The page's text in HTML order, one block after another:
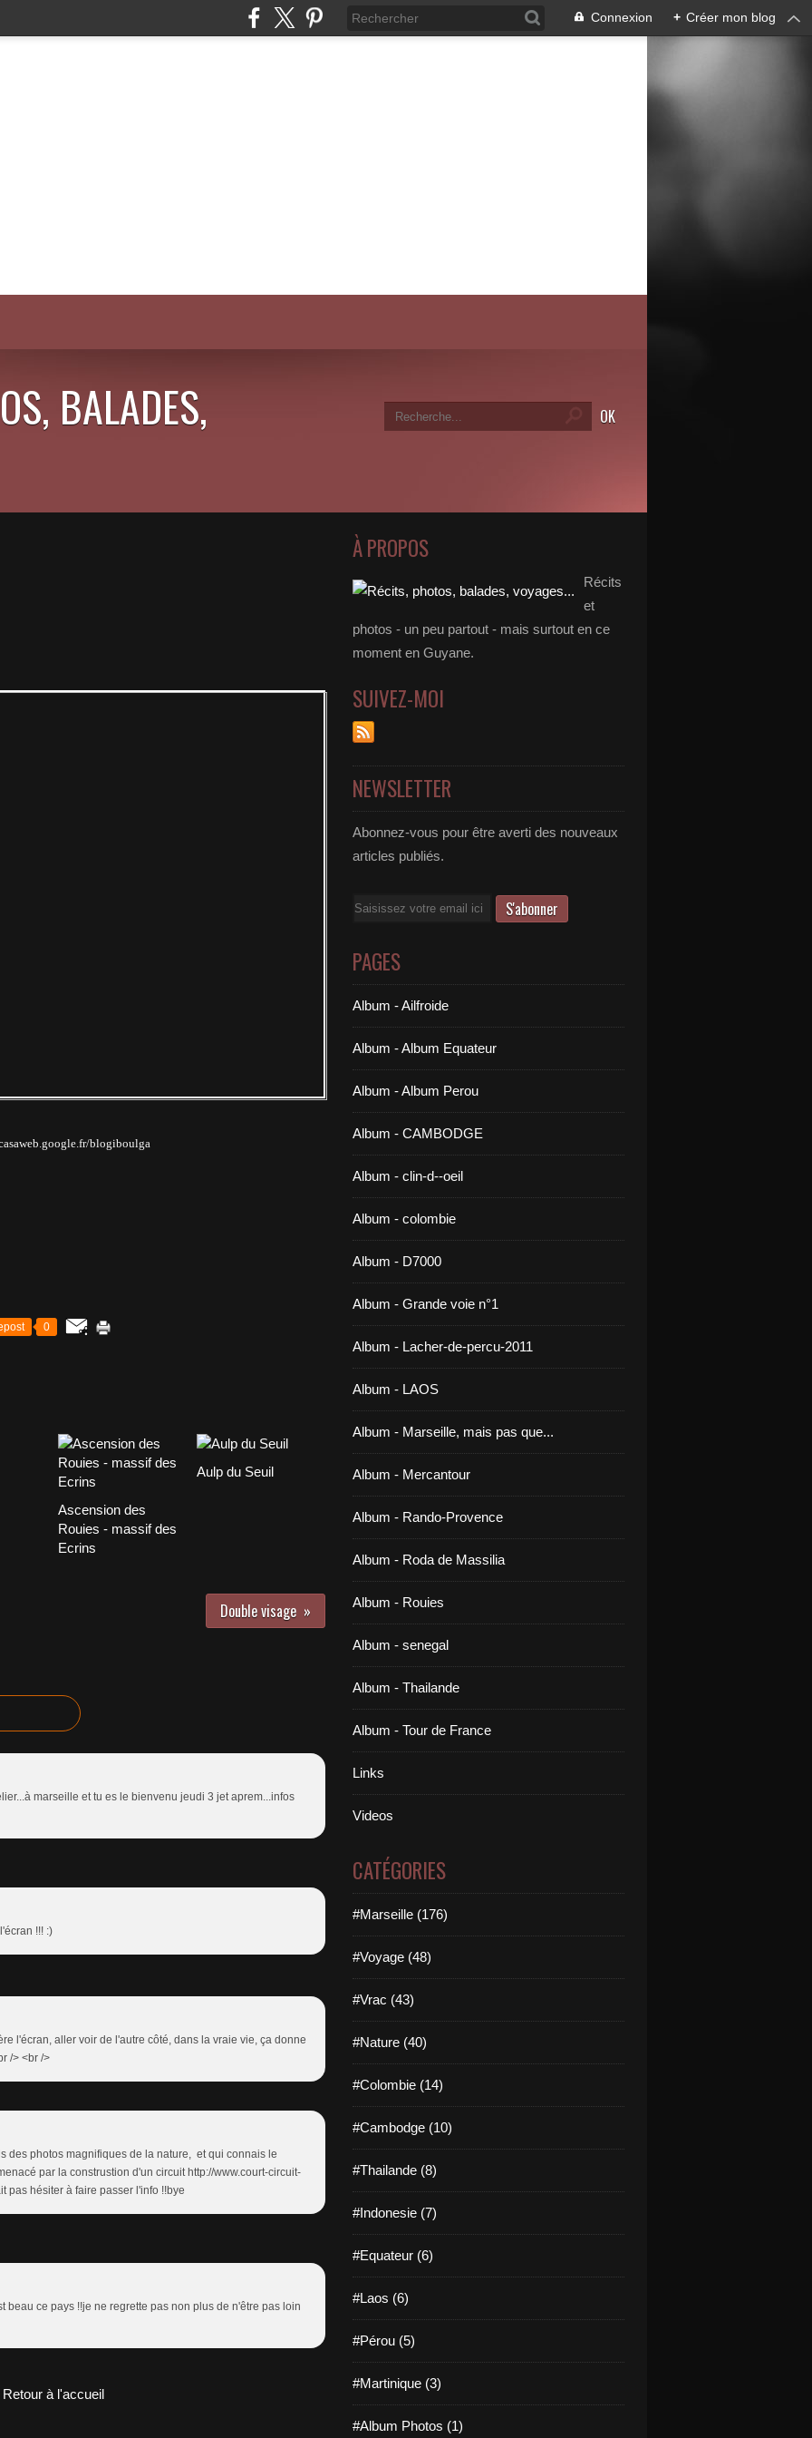
Connexion + Créer mon blog
BALADES,
blogiboulga
0
Ascension des
Rouies - massif des
Ecrins
Aulp du Seuil
Double visage
marseille et tu es le bienvenu jeudi 3 jet aprem...infos
!!! :)
l'écran, aller voir de l'autre côté, dans la vraie vie, ça donne
/> <br />
des photos magnifiques de la nature, et qui connais le
par la construstion d'un circuit http://www.court-circuit-
pas hésiter à faire passer l'info !!bye
beau ce pays !!je ne regrette pas non plus de n'être pas loin
Retour à l'accueil
À PROPOS
Récits
et
photos - un peu partout - mais surtout en ce
moment en Guyane.
SUIVEZ-MOI
NEWSLETTER
Abonnez-vous pour être averti des nouveaux
articles publiés.
Email
PAGES
Album - Ailfroide
Album - Album Equateur
Album - Album Perou
Album - CAMBODGE
Album - clin-d--oeil
Album - colombie
Album - D7000
Album - Grande voie n°1
Album - Lacher-de-percu-2011
Album - LAOS
Album - Marseille, mais pas que...
Album - Mercantour
Album - Rando-Provence
Album - Roda de Massilia
Album - Rouies
Album - senegal
Album - Thailande
Album - Tour de France
Links
Videos
CATÉGORIES
#Marseille (176)
#Voyage (48)
#Vrac (43)
#Nature (40)
#Colombie (14)
#Cambodge (10)
#Thailande (8)
#Indonesie (7)
#Equateur (6)
#Laos (6)
#Pérou (5)
#Martinique (3)
#Album Photos (1)